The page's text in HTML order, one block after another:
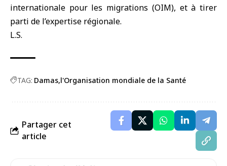
internationale pour les migrations (OIM), et à tirer
parti de l’expertise régionale.
L.S.
TAG: Damas l'Organisation mondiale de la Santé
Partager cet
article